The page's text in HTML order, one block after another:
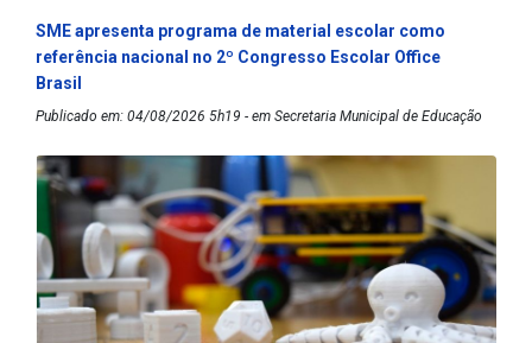
SME apresenta programa de material escolar como
referência nacional no 2º Congresso Escolar Office
Brasil
Publicado em: 04/08/2026 5h19 - em Secretaria Municipal de Educação